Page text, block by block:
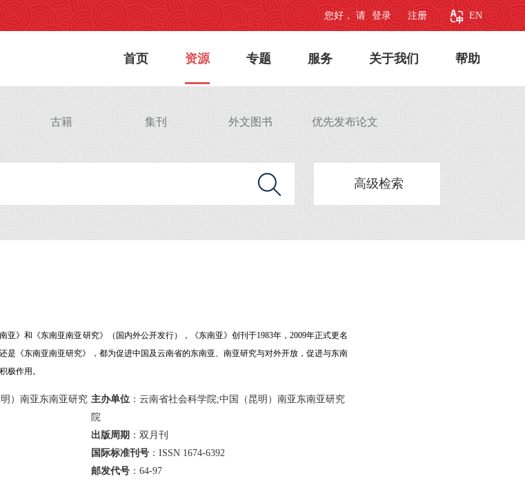
您好， 请 登录 注册 EN
首页 资源 专题 服务 关于我们 帮助
古籍 集刊 外文图书 优先发布论文
高级检索
和《东南亚南亚研究》（国内外公开发行），《东南亚》创刊于1983年，2009年正式更名
是《东南亚南亚研究》，都为促进中国及云南省的东南亚、南亚研究与对外开放，促进与东南
极作用。
）南亚东南亚研究 主办单位：云南省社会科学院;中国（昆明）南亚东南亚研究
院
出版周期 ：双月刊
国际标准刊号：ISSN 1674-6392
邮发代号：64-97